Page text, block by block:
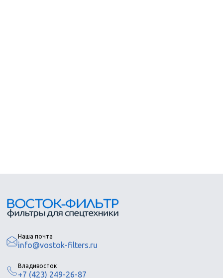
Наша почта
info@vostok-filters.ru
Владивосток
+7 (423) 249-26-87